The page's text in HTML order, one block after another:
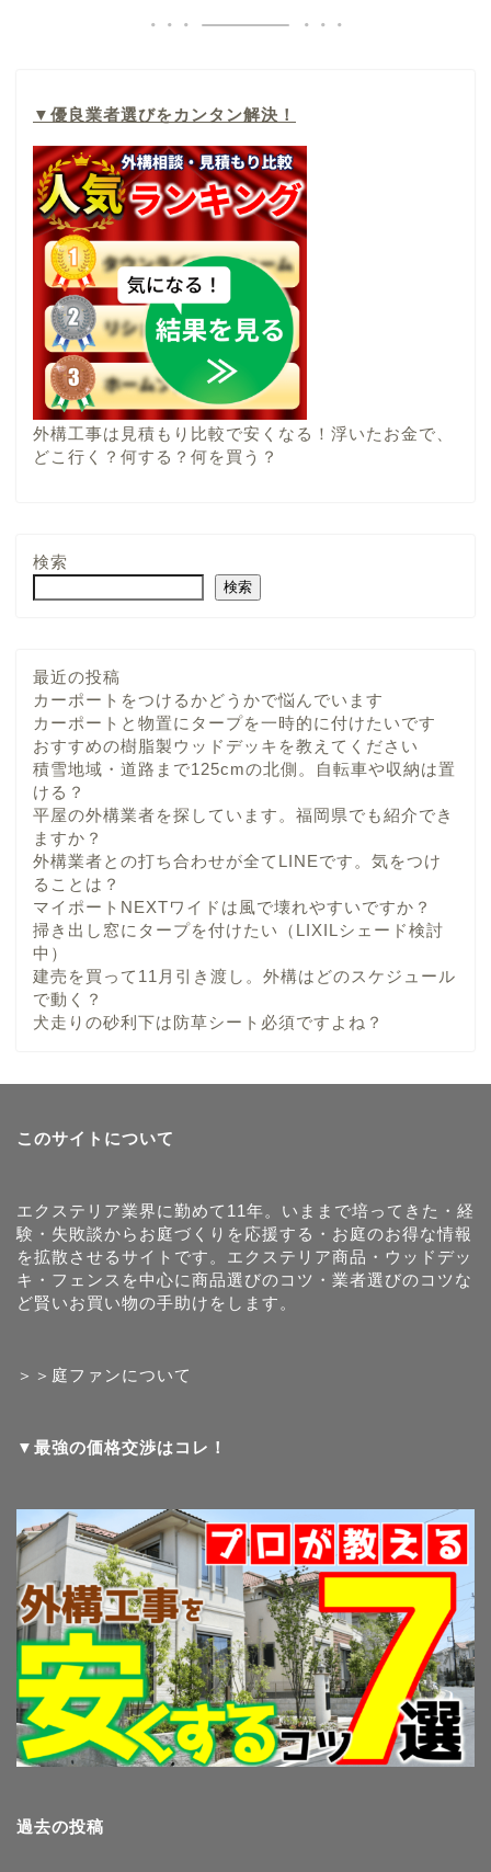
▼ 優良業者選びをカンタン解決！
外構工事は見積もり比較で安くなる！浮いたお金で、
どこ行く？何する？何を買う？
検索
検索
最近の投稿
カーポートをつけるかどうかで悩んでいます
カーポートと物置にタープを一時的に付けたいです
おすすめの樹脂製ウッドデッキを教えてください
積雪地域・道路まで125cmの北側。自転車や収納は置
ける？
平屋の外構業者を探しています。福岡県でも紹介でき
ますか？
外構業者との打ち合わせが全てLINEです。気をつけ
ることは？
マイポートNEXTワイドは風で壊れやすいですか？
掃き出し窓にタープを付けたい（LIXILシェード検討
中）
建売を買って11月引き渡し。外構はどのスケジュール
で動く？
犬走りの砂利下は防草シート必須ですよね？
このサイトについて
エクステリア業界に勤めて11年。いままで培ってきた・経
験・失敗談からお庭づくりを応援する・お庭のお得な情報
を拡散させるサイトです。エクステリア商品・ウッドデッ
キ・フェンスを中心に商品選びのコツ・業者選びのコツな
ど賢いお買い物の手助けをします。
＞＞庭ファンについて
▼最強の価格交渉はコレ！
過去の投稿